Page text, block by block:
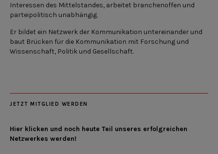
Interessen des Mittelstandes, arbeitet branchenoffen und
parteipolitisch unabhängig.
Er bildet ein Netzwerk der Kommunikation untereinander und
baut Brücken für die Kommunikation mit Forschung und
Wissenschaft, Politik und Gesellschaft.
JETZT MITGLIED WERDEN
Hier klicken und noch heute Teil unseres erfolgreichen
Netzwerkes werden!